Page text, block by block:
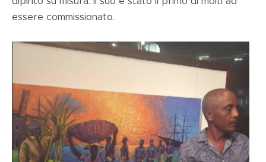
essere commissionato.